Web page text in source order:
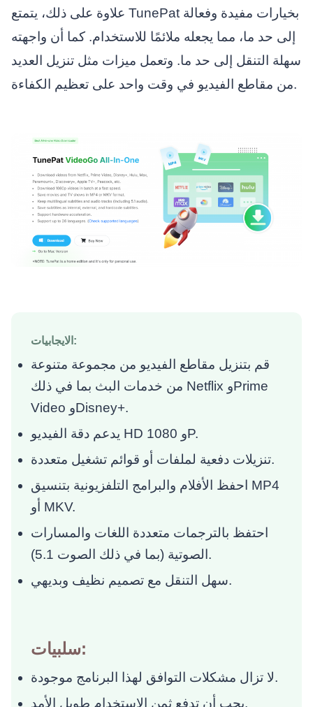
علاوة على ذلك، يتمتع TunePat بخيارات مفيدة وفعالة
إلى حد ما، مما يجعله ملائمًا للاستخدام. كما أن واجهته
سهلة التنقل إلى حد ما. وتعمل ميزات مثل تنزيل العديد
من مقاطع الفيديو في وقت واحد على تعظيم الكفاءة.
الايجابيات:
قم بتنزيل مقاطع الفيديو من مجموعة متنوعة
من خدمات البث بما في ذلك Netflix وPrime
Video وDisney+.
يدعم دقة الفيديو HD و 1080P.
تنزيلات دفعية لملفات أو قوائم تشغيل متعددة.
احفظ الأفلام والبرامج التلفزيونية بتنسيق MP4
أو MKV.
احتفظ بالترجمات متعددة اللغات والمسارات
الصوتية (بما في ذلك الصوت 5.1).
سهل التنقل مع تصميم نظيف وبديهي.
سلبيات:
لا تزال مشكلات التوافق لهذا البرنامج موجودة.
يجب أن تدفع ثمن الاستخدام طويل الأمد.